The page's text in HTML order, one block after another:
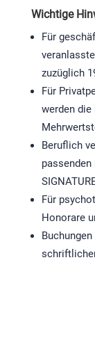
Wichtige
Für
zuzüglich
Für
werden die
Beruflich
passenden
Für
Honorare